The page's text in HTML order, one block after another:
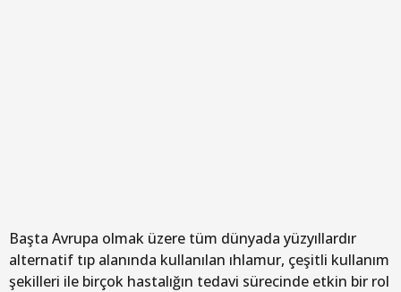
Başta Avrupa olmak üzere tüm dünyada yüzyıllardır
alternatif tıp alanında kullanılan ıhlamur, çeşitli kullanım
şekilleri ile birçok hastalığın tedavi sürecinde etkin bir rol